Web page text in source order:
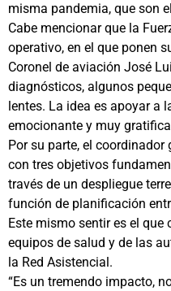
misma pandemia, que son
Cabe mencionar que la
operativo, en el que ponen
Coronel de aviación José
diagnósticos, algunos
lentes. La idea es apoyar a
emocionante y muy
Por su parte, el
con tres objetivos
través de un despliegue
función de planificación
Este mismo sentir es el
equipos de salud y de las
la Red Asistencial.
“Es un tremendo impacto,